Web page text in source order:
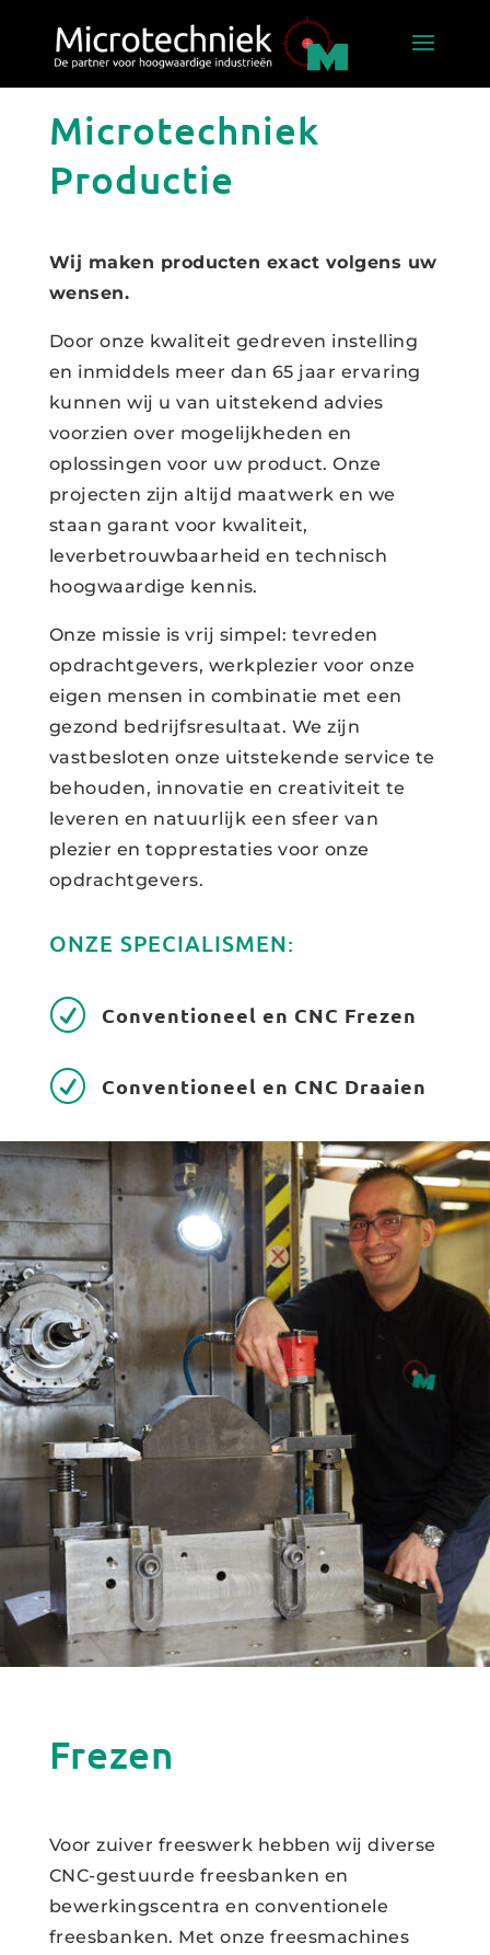
Microtechniek
Productie
Wij maken producten exact volgens uw
wensen.
Door onze kwaliteit gedreven instelling
en inmiddels meer dan 65 jaar ervaring
kunnen wij u van uitstekend advies
voorzien over mogelijkheden en
oplossingen voor uw product. Onze
projecten zijn altijd maatwerk en we
staan garant voor kwaliteit,
leverbetrouwbaarheid en technisch
hoogwaardige kennis.
Onze missie is vrij simpel: tevreden
opdrachtgevers, werkplezier voor onze
eigen mensen in combinatie met een
gezond bedrijfsresultaat. We zijn
vastbesloten onze uitstekende service te
behouden, innovatie en creativiteit te
leveren en natuurlijk een sfeer van
plezier en topprestaties voor onze
opdrachtgevers.
ONZE SPECIALISMEN:
R Conventioneel en CNC Frezen
R Conventioneel en CNC Draaien
Frezen
Voor zuiver freeswerk hebben wij diverse
CNC-gestuurde freesbanken en
bewerkingscentra en conventionele
freesbanken. Met onze freesmachines